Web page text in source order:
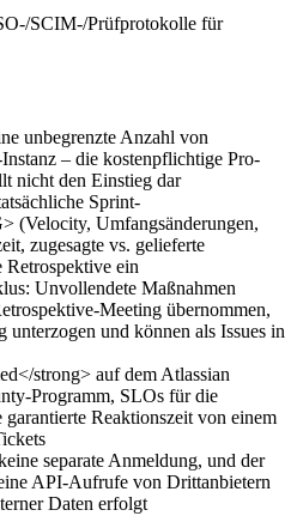
SCIM-/Prüfprotokolle für
unbegrenzte Anzahl von
– die kostenpflichtige Pro-
nicht den Einstieg dar
Sprint-
(Velocity, Umfangsänderungen,
zugesagte vs. gelieferte
ein
Unvollendete Maßnahmen
Meeting übernommen,
unterzogen und können als Issues in
strong> auf dem Atlassian
Programm, SLOs für die
Reaktionszeit von einem
separate Anmeldung, und der
API-Aufrufe von Drittanbietern
Daten erfolgt